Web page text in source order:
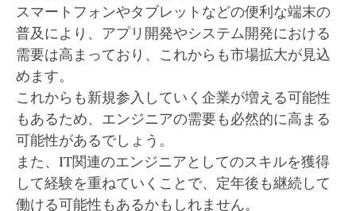
スマートフォンやタブレットなどの便利な端末の
普及により、アプリ開発やシステム開発における
需要は高まっており、これからも市場拡大が見込
めます。
これからも新規参入していく企業が増える可能性
もあるため、エンジニアの需要も必然的に高まる
可能性があるでしょう。
また、IT関連のエンジニアとしてのスキルを獲得
して経験を重ねていくことで、定年後も継続して
働ける可能性もあるかもしれません。